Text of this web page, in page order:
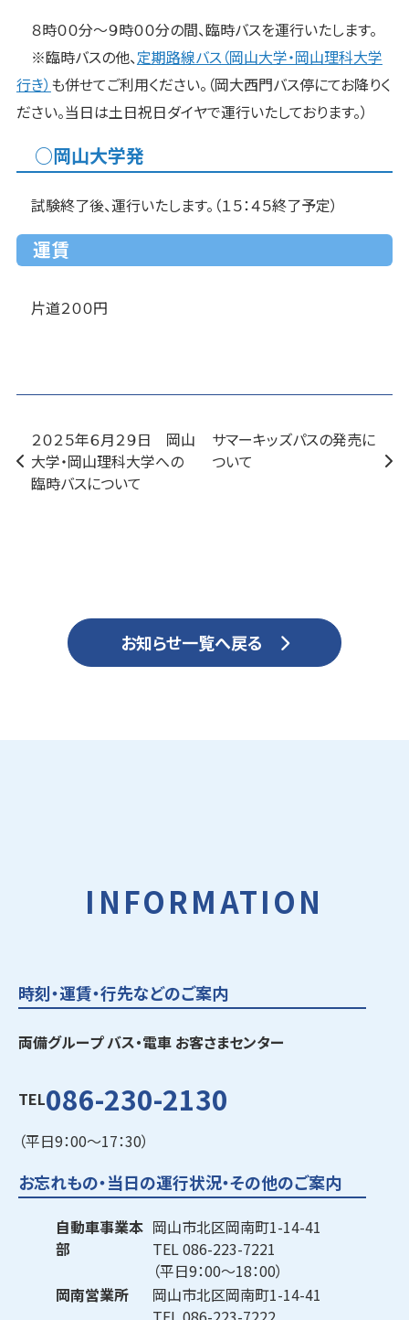
８時００分～９時００分の間、臨時バスを運行いたします。
※臨時バスの他、定期路線バス（岡山大学・岡山理科大学
行き） も併せてご利用ください。（岡大西門バス停にてお降りく
ださい。当日は土日祝日ダイヤで運行いたしております。）
○岡山大学発
試験終了後、運行いたします。（１５：４５終了予定）
運賃
片道２００円
２０２５年６月２９日 岡山
大学・岡山理科大学への
臨時バスについて
サマーキッズパスの発売に
ついて
お知らせ一覧へ戻る
INFORMATION
時刻・運賃・行先などのご案内
両備グループ バス・電車 お客さまセンター
TEL086-230-2130
（平日9：00～17：30）
お忘れもの・当日の運行状況・その他のご案内
自動車事業本
部
岡山市北区岡南町1-14-41
TEL086-223-7221
（平日9：00～18：00）
岡南営業所
岡山市北区岡南町1-14-41